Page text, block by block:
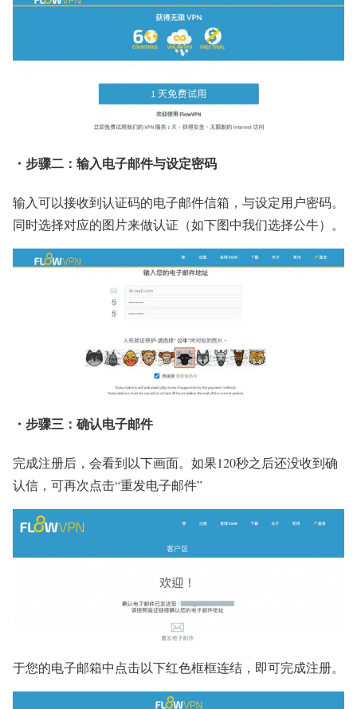
・步骤二：输入电子邮件与设定密码
输入可以接收到认证码的电子邮件信箱，与设定用户密码。
同时选择对应的图片来做认证（如下图中我们选择公牛）。
・步骤三：确认电子邮件
完成注册后，会看到以下画面。如果120秒之后还没收到确
认信，可再次点击“重发电子邮件”
于您的电子邮箱中点击以下红色框框连结，即可完成注册。